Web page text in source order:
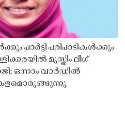
പാർട്ടി പരിപാടികൾക്കും
മുസ്ലിം ലീഗ്
ഒന്നാം വാർഡിൽ
കളമൊരുങ്ങുന്നു